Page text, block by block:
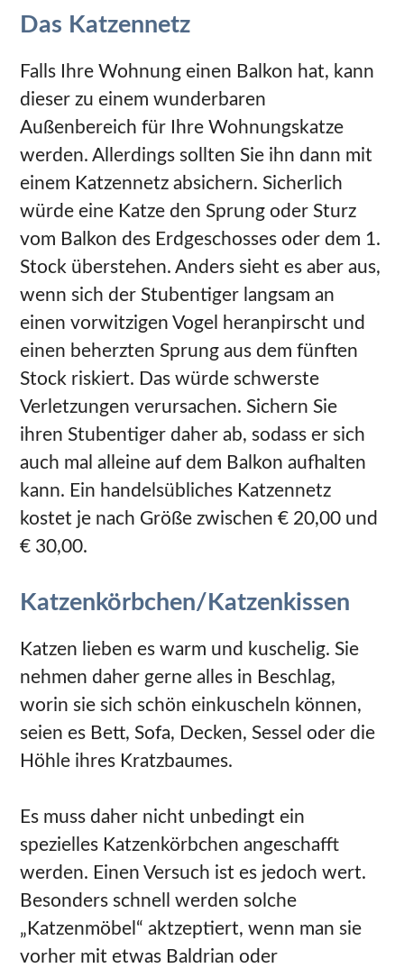
Das Katzennetz
Falls Ihre Wohnung einen Balkon hat, kann
dieser zu einem wunderbaren
Außenbereich für Ihre Wohnungskatze
werden. Allerdings sollten Sie ihn dann mit
einem Katzennetz absichern. Sicherlich
würde eine Katze den Sprung oder Sturz
vom Balkon des Erdgeschosses oder dem 1.
Stock überstehen. Anders sieht es aber aus,
wenn sich der Stubentiger langsam an
einen vorwitzigen Vogel heranpirscht und
einen beherzten Sprung aus dem fünften
Stock riskiert. Das würde schwerste
Verletzungen verursachen. Sichern Sie
ihren Stubentiger daher ab, sodass er sich
auch mal alleine auf dem Balkon aufhalten
kann. Ein handelsübliches Katzennetz
kostet je nach Größe zwischen € 20,00 und
€ 30,00.
Katzenkörbchen/Katzenkissen
Katzen lieben es warm und kuschelig. Sie
nehmen daher gerne alles in Beschlag,
worin sie sich schön einkuscheln können,
seien es Bett, Sofa, Decken, Sessel oder die
Höhle ihres Kratzbaumes.
Es muss daher nicht unbedingt ein
spezielles Katzenkörbchen angeschafft
werden. Einen Versuch ist es jedoch wert.
Besonders schnell werden solche
„Katzenmöbel“ aktzeptiert, wenn man sie
vorher mit etwas Baldrian oder